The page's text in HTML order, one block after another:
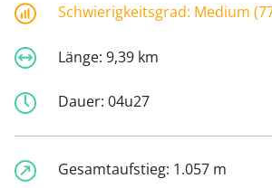
Schwierigkeitsgrad: Medium
Länge: 9,39 km
Dauer: 04u27
Gesamtaufstieg: 1.057 m